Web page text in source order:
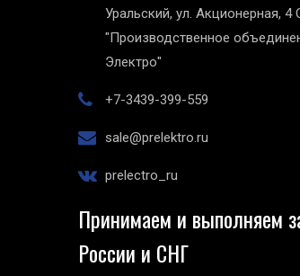
Уральский, ул. Акционерная, 4
"Производственное
Электро"
+7-3439-399-559
sale@prelektro.ru
prelectro_ru
Принимаем и выполняем
России и СНГ